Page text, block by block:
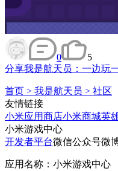
0
5
分享我是航天员：一边玩
首页 > 我是航天员 > 社区
友情链接
小米应用商店小米商城英
小米游戏中心
开发者平台微信公众号微
应用名称：小米游戏中心